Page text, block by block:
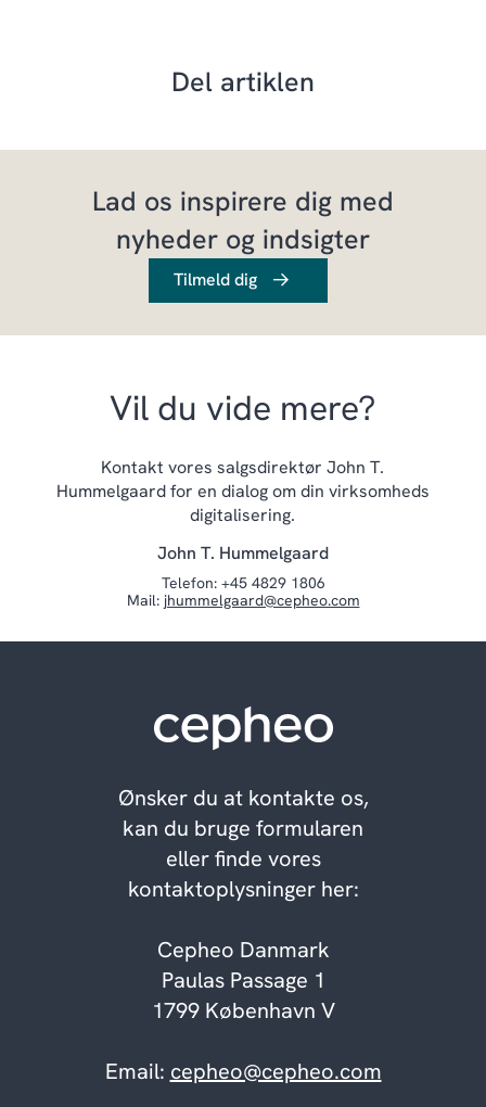
Del artiklen
Lad os inspirere dig med
nyheder og indsigter
Tilmeld dig
Vil du vide mere?
Kontakt vores salgsdirektør John T.
Hummelgaard for en dialog om din virksomheds
digitalisering.
John T. Hummelgaard
Telefon: +45 4829 1806
Mail: jhummelgaard@cepheo.com
Ønsker du at kontakte os,
kan du bruge formularen
eller finde vores
kontaktoplysninger her:
Cepheo Danmark
Paulas Passage 1
1799 København V
Email: cepheo@cepheo.com